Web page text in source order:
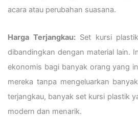
acara atau perubahan suasana.
Harga Terjangkau:Set kursi
dibandingkan dengan material lain.
ekonomis bagi banyak orang yang
mereka tanpa mengeluarkan
terjangkau, banyak set kursi plastik
modern dan menarik.